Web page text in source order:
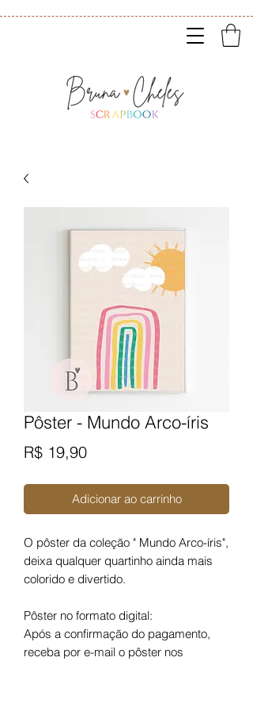
Pôster - Mundo Arco-íris
R$ 19,90Preço
Adicionar ao carrinho
O pôster da coleção " Mundo Arco-íris",
deixa qualquer quartinho ainda mais
colorido e divertido.
Pôster no formato digital:
Após a confirmação do pagamento,
receba por e-mail o pôster nos